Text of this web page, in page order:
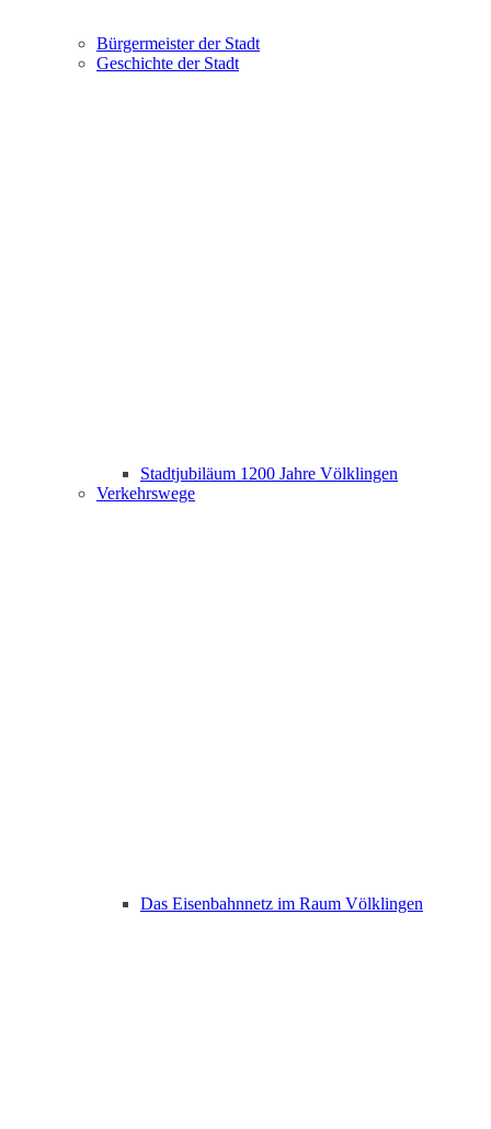
Bürgermeister der Stadt
Geschichte der Stadt
Stadtjubiläum 1200 Jahre Völklingen
Verkehrswege
Das Eisenbahnnetz im Raum Völklingen